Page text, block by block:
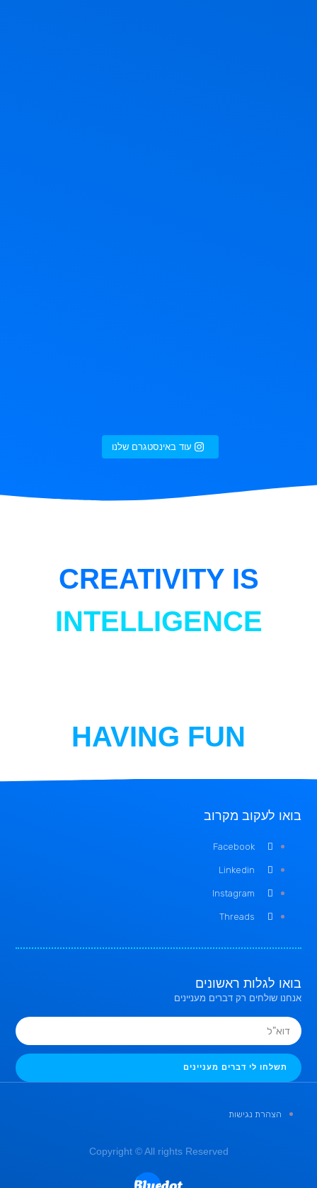
עוד באינסטגרם שלנו
CREATIVITY IS
INTELLIGENCE
HAVING FUN
בואו לעקוב מקרוב
Facebook
Linkedin
Instagram
Threads
בואו לגלות ראשונים
אנחנו שולחים רק דברים מעניינים
תשלחו לי דברים מעניינים
הצהרת נגישות
Copyright © All rights Reserved